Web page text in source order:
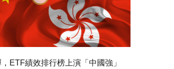
ETF績效排行榜上演「中國強」